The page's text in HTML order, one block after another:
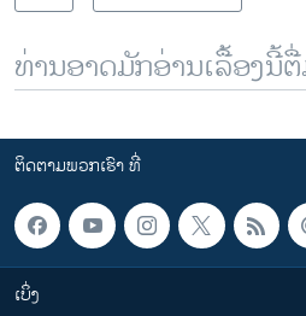
ທ່ານອາດມັກອ່ານເລື້ອງນີ້
ຕິດຕາມພວກເຮົາ ທີ່
ເບິ່ງ